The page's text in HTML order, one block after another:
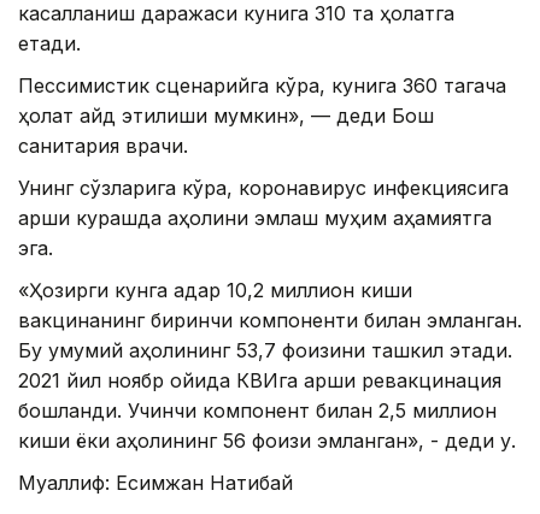
касалланиш даражаси кунига 310 та ҳолатга
етади.
Пессимистик сценарийга кўра, кунига 360 тагача
ҳолат қайд этилиши мумкин», — деди Бош
санитария врачи.
Унинг сўзларига кўра, коронавирус инфекциясига
қарши курашда аҳолини эмлаш муҳим аҳамиятга
эга.
«Ҳозирги кунга қадар 10,2 миллион киши
вакцинанинг биринчи компоненти билан эмланган.
Бу умумий аҳолининг 53,7 фоизини ташкил этади.
2021 йил ноябр ойида КВИга қарши ревакцинация
бошланди. Учинчи компонент билан 2,5 миллион
киши ёки аҳолининг 56 фоизи эмланган», - деди у.
Муаллиф: Есимжан Нақтибай